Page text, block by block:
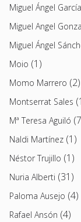
Miguel Ángel García
Miguel Angel
Miguel Ángel
Moio (1)
Momo Marrero (2)
Montserrat Sales
Mª Teresa Aguiló
Naldi Martínez (1)
Néstor Trujillo (1)
Nuria Alberti (31)
Paloma Ausejo (4)
Rafael Ansón (4)